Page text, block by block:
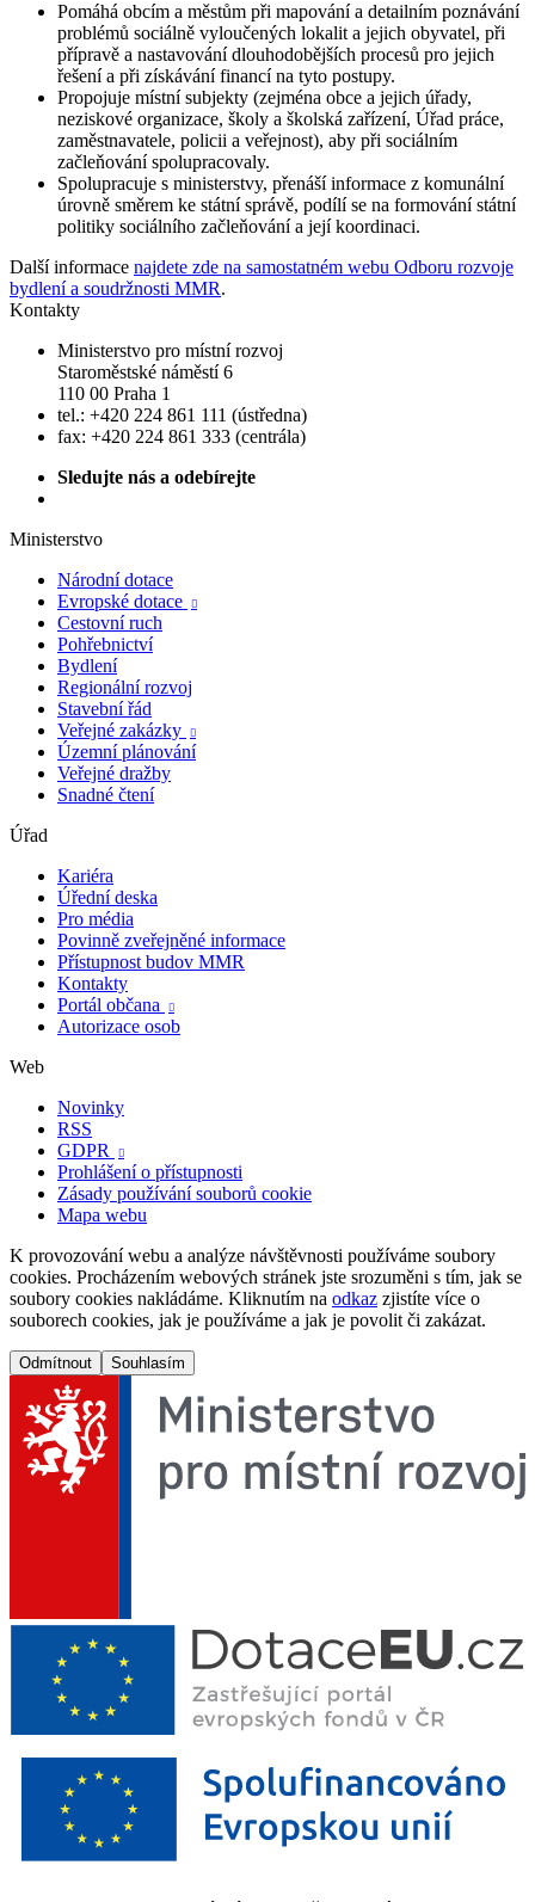
Pomáhá obcím a městům při mapování a detailním poznávání
problémů sociálně vyloučených lokalit a jejich obyvatel, při
přípravě a nastavování dlouhodobějších procesů pro jejich
řešení a při získávání financí na tyto postupy.
Propojuje místní subjekty (zejména obce a jejich úřady,
neziskové organizace, školy a školská zařízení, Úřad práce,
zaměstnavatele, policii a veřejnost), aby při sociálním
začleňování spolupracovaly.
Spolupracuje s ministerstvy, přenáší informace z komunální
úrovně směrem ke státní správě, podílí se na formování státní
politiky sociálního začleňování a její koordinaci.
Další informace najdete zde na samostatném webu Odboru rozvoje
bydlení a soudržnosti MMR.
Kontakty
Ministerstvo pro místní rozvoj
Staroměstské náměstí 6
110 00 Praha 1
tel.: +420 224 861 111 (ústředna)
fax: +420 224 861 333 (centrála)
Sledujte nás a odebírejte
Ministerstvo
Národní dotace
Evropské dotace

Cestovní ruch
Pohřebnictví
Bydlení
Regionální rozvoj
Stavební řád
Veřejné zakázky

Územní plánování
Veřejné dražby
Snadné čtení
Úřad
Kariéra
Úřední deska
Pro média
Povinně zveřejněné informace
Přístupnost budov MMR
Kontakty
Portál občana

Autorizace osob
Web
Novinky
RSS
GDPR

Prohlášení o přístupnosti
Zásady používání souborů cookie
Mapa webu
K provozování webu a analýze návštěvnosti používáme soubory
cookies. Procházením webových stránek jste srozuměni s tím, jak se
soubory cookies nakládáme. Kliknutím na odkaz zjistíte více o
souborech cookies, jak je používáme a jak je povolit či zakázat.
Odmítnout Souhlasím